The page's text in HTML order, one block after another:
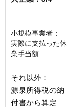
小規模事業者：
実際に支払った休
業手当額
それ以外：
源泉所得税の納
付書から算定